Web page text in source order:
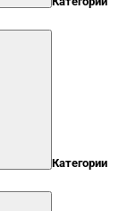
Категории